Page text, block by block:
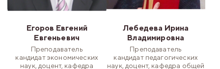
Егоров Евгений
Евгеньевич
Преподаватель
кандидат экономических
наук, доцент, кафедра
Лебедева Ирина
Владимировна
Преподаватель
кандидат педагогических
наук, доцент, кафедра общей